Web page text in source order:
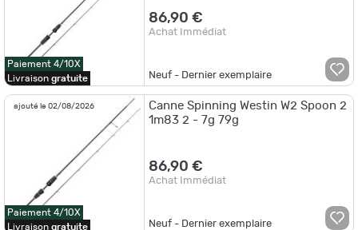
Paiement 4/10X
Livraison gratuite
86,90 €
Achat Immédiat
Neuf - Dernier exemplaire
ajouté le 02/08/2026
Paiement 4/10X
Livraison gratuite
Canne Spinning Westin W2 Spoon 2
1m83 2 - 7g 79g
86,90 €
Achat Immédiat
Neuf - Dernier exemplaire